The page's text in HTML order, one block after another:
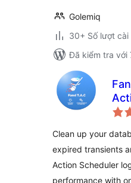
Golemiq
30+ Số lượt cài
Đã kiểm tra với
Clean up your
expired transients
Action Scheduler
performance with